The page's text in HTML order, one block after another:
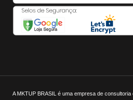
A MKTUP BRASIL é uma empresa de